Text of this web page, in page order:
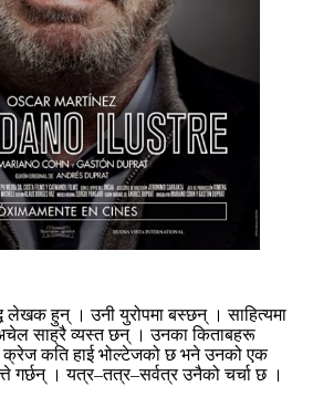
लेखक हुन् । उनी युरोपमा बस्छन् । साहित्यमा
साह्रै व्यस्त छन् । उनका किताबहरू
क्रेज कति हाई भोल्टेजको छ भने उनको एक
गर्छन् । यत्र–तत्र–सर्वत्र उनैको चर्चा छ ।